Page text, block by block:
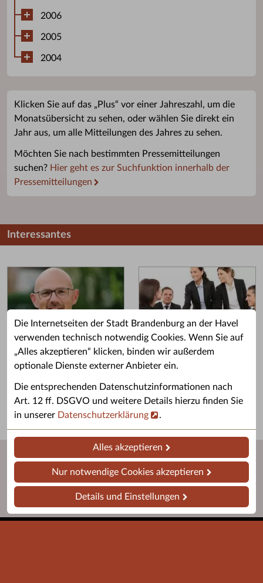
Die Internetseiten der Stadt Brandenburg an der Havel
verwenden technisch notwendig Cookies. Wenn Sie auf
„Alles akzeptieren“ klicken, binden wir außerdem
optionale Dienste externer Anbieter ein.
Die entsprechenden Datenschutzinformationen nach
Art. 12 ff. DSGVO und weitere Details hierzu finden Sie
in unserer Datenschutzerklärung .
Alles akzeptieren
Nur notwendige Cookies akzeptieren
Details und Einstellungen
2006
2005
2004
Klicken Sie auf das „Plus“ vor einer Jahreszahl, um die
Monatsübersicht zu sehen, oder wählen Sie direkt ein
Jahr aus, um alle Mitteilungen des Jahres zu sehen.
Möchten Sie nach bestimmten Pressemitteilungen
suchen? Hier geht es zur Suchfunktion innerhalb der
Pressemitteilungen
Interessantes
Grußwort des OB